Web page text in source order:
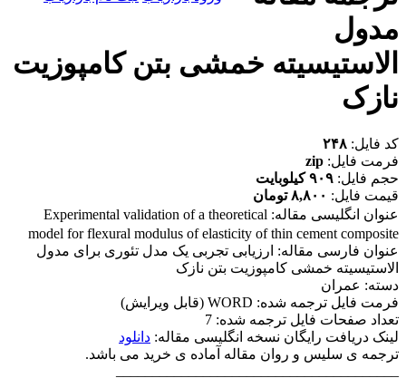
مدول
الاستیسیته خمشی بتن کامپوزیت
نازک
کد فایل: ۲۴۸
فرمت فایل: zip
حجم فایل: ۹۰۹ کیلوبایت
قیمت فایل: ۸,۸۰۰ تومان
عنوان انگلیسی مقاله: Experimental validation of a theoretical
model for flexural modulus of elasticity of thin cement composite
عنوان فارسی مقاله: ارزیابی تجربی یک مدل تئوری برای مدول
الاستیسیته خمشی کامپوزیت بتن نازک
دسته: عمران
فرمت فایل ترجمه شده: WORD (قابل ویرایش)
تعداد صفحات فایل ترجمه شده: 7
لینک دریافت رایگان نسخه انگلیسی مقاله: دانلود
ترجمه ی سلیس و روان مقاله آماده ی خرید می باشد.